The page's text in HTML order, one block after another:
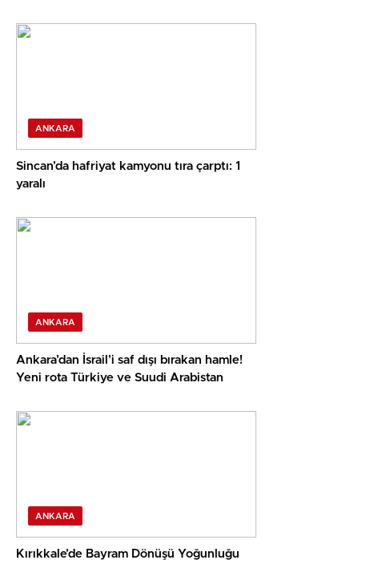
ANKARA
Sincan’da hafriyat kamyonu tıra çarptı: 1
yaralı
ANKARA
Ankara’dan İsrail’i saf dışı bırakan hamle!
Yeni rota Türkiye ve Suudi Arabistan
ANKARA
Kırıkkale’de Bayram Dönüşü Yoğunluğu